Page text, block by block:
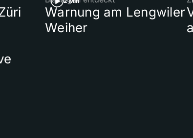
Warnung am Lengwiler
Weiher